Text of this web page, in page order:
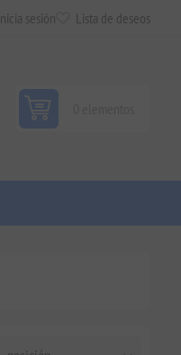
Inicia sesión Lista de deseos